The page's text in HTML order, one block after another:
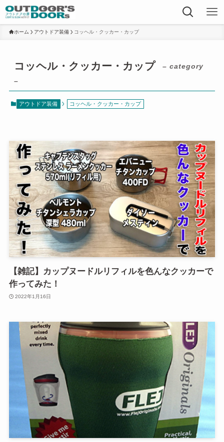
ホーム アウトドア装備 コッヘル・クッカー・カップ
コッヘル・クッカー・カップ
– category
–
アウトドア装備 コッヘル・クッカー・カップ
【雑記】カップヌードルリフィルを色んなクッカーで
作ってみた！
2022年1月16日